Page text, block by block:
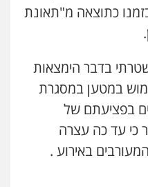
כתוצאה מ"תאונת
בדבר הימצאות
במטען במסגרת
בפציעתם של
כי עד כה עצרה
באירוע .